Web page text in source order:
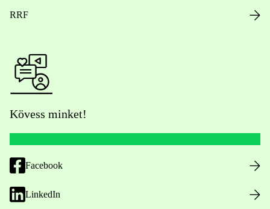
RRF
Kövess minket!
Facebook
LinkedIn